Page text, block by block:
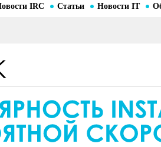
IRC Статьи Новости IT